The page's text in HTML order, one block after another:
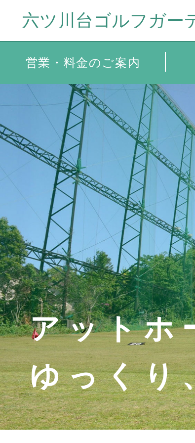
営業・料金のご案内
営業・料金の ご案内
アットホ
ゆっくり